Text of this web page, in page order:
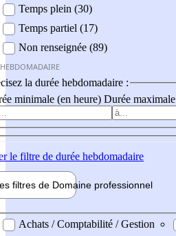
Temps plein (30)
Temps partiel (17)
Non renseignée (89)
la durée hebdomadaire :
minimale (en heure) Durée
le filtre de durée hebdomadaire
filtres de Domaine professionnel
professionel
Achats / Comptabilité / Gestion